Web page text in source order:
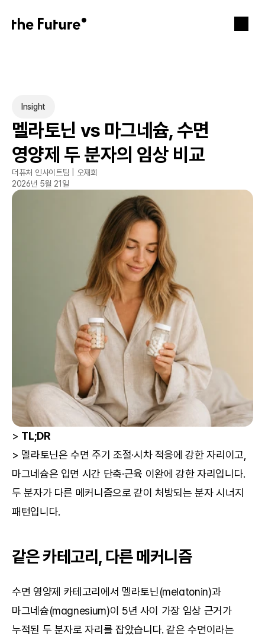
Insight
멜라토닌 vs 마그네슘, 수면
영양제 두 분자의 임상 비교
더퓨처 인사이트팀 | 오재희
2026년 5월 21일
> TL;DR
> 멜라토닌은 수면 주기 조절·시차 적응에 강한 자리이고,
마그네슘은 입면 시간 단축·근육 이완에 강한 자리입니다.
두 분자가 다른 메커니즘으로 같이 처방되는 분자 시너지
패턴입니다.
같은 카테고리, 다른 메커니즘
수면 영양제 카테고리에서 멜라토닌(melatonin)과
마그네슘(magnesium)이 5년 사이 가장 임상 근거가
누적된 두 분자로 자리를 잡았습니다. 같은 수면이라는